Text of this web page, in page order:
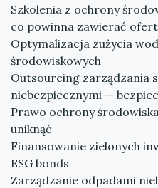
Szkolenia z ochrony
co powinna zawierać
Optymalizacja zużycia
środowiskowych
Outsourcing zarządzania
niebezpiecznymi —
Prawo ochrony
uniknąć
Finansowanie zielonych
ESG bonds
Zarządzanie odpadami